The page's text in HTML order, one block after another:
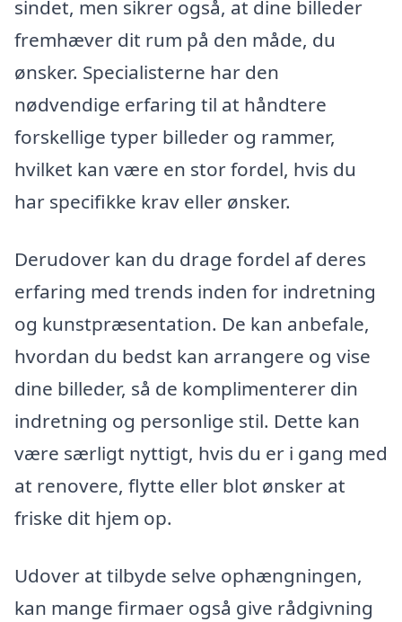
sindet, men sikrer også, at dine billeder
fremhæver dit rum på den måde, du
ønsker. Specialisterne har den
nødvendige erfaring til at håndtere
forskellige typer billeder og rammer,
hvilket kan være en stor fordel, hvis du
har specifikke krav eller ønsker.
Derudover kan du drage fordel af deres
erfaring med trends inden for indretning
og kunstpræsentation. De kan anbefale,
hvordan du bedst kan arrangere og vise
dine billeder, så de komplimenterer din
indretning og personlige stil. Dette kan
være særligt nyttigt, hvis du er i gang med
at renovere, flytte eller blot ønsker at
friske dit hjem op.
Udover at tilbyde selve ophængningen,
kan mange firmaer også give rådgivning